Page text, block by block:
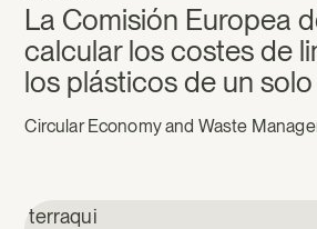
La Comisión Europea
calcular los costes de
los plásticos de un
Circular Economy and Waste
terraqui